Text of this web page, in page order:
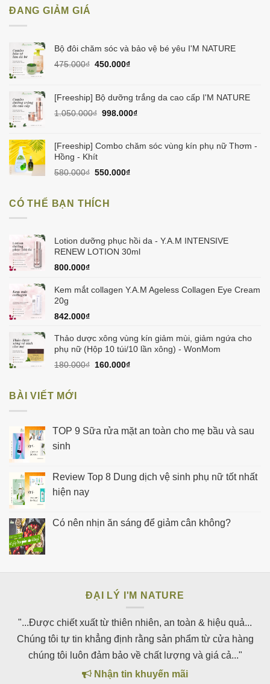
ĐANG GIẢM GIÁ
Bộ đôi chăm sóc và bảo vệ bé yêu I'M NATURE
475.000₫ Giá
475.000₫.
450.000₫Giá
là:
[Freeship] Bộ dưỡng trắng da cao cấp I'M NATURE
1.050.000₫ Giá
1.050.000₫.
998.000₫Giá
là:
[Freeship] Combo chăm sóc vùng kín phụ nữ Thơm -
Hồng - Khít
580.000₫ Giá
580.000₫.
550.000₫Giá
CÓ THỂ BẠN THÍCH
Lotion dưỡng phục hồi da - Y.A.M INTENSIVE
RENEW LOTION 30ml
800.000₫
Kem mắt collagen Y.A.M Ageless Collagen Eye Cream
20g
842.000₫
Thảo dược xông vùng kín giảm mùi, giảm ngứa cho
phụ nữ (Hộp 10 túi/10 lần xông) - WonMom
180.000₫ Giá
160.000₫Giá
BÀI VIẾT MỚI
TOP 9 Sữa rửa mặt an toàn cho mẹ bầu và sau
sinh
Review Top 8 Dung dịch vệ sinh phụ nữ tốt nhất
hiện nay
Có nên nhịn ăn sáng để giảm cân không?
ĐẠI LÝ I'M NATURE
"...Được chiết xuất từ thiên nhiên, an toàn & hiệu quả...
Chúng tôi tự tin khẳng định rằng sản phẩm từ cửa hàng
chúng tôi luôn đảm bảo về chất lượng và giá cả..."
Nhận tin khuyến mãi